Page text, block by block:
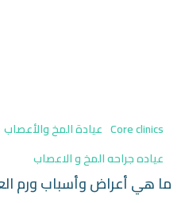
Core clinics عيادة المخ والأعصاب
عياده جراحه المخ و الاعصاب
ما هي أعراض وأسباب ورم